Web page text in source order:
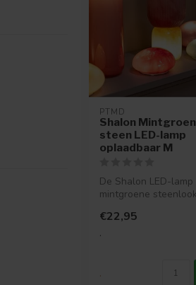
PTMD
Shalon
steen LED-lamp
oplaadbaar M
De Shalon LED-lamp
mintgroene
eleg...
€22,95
.
.